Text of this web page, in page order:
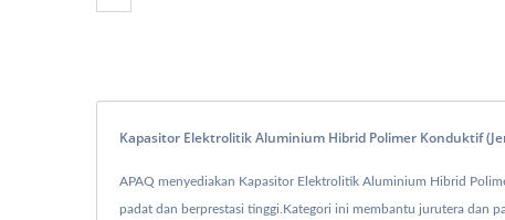
Kapasitor Elektrolitik Aluminium Hibrid Polimer Konduktif
APAQ menyediakan Kapasitor Elektrolitik Aluminium Hibrid
padat dan berprestasi tinggi.Kategori ini membantu jurutera dan